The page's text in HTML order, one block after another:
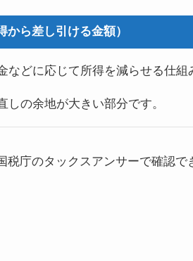
から差し引ける金額）
などに応じて所得を減らせる仕組
しの余地が大きい部分です。
税庁のタックスアンサーで確認で